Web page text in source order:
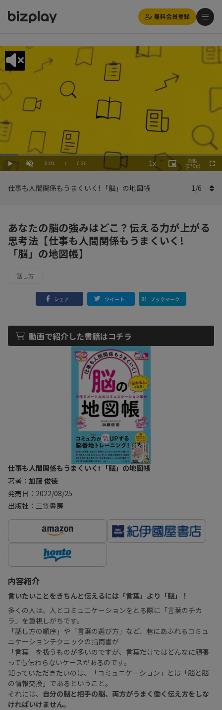
無料会員登録
Play UnmuteCurrent
0:01 / Duration
7:30
Loaded:
8.01%
1x
Rate
Picture-
in-
自動
(270p)
仕事も人間関係もうまくいく! 「脳」の地図帳 1/6
あなたの脳の強みはどこ？伝える力が上がる
思考法【仕事も人間関係もうまくいく!
「脳」の地図帳】
話し方
シェア ツイート ブックマーク
動画で紹介した書籍はコチラ
仕事も人間関係もうまくいく! 「脳」の地図帳
著者： 加藤 俊徳
発売日：2022/08/25
出版社：三笠書房
内容紹介
言いたいことをきちんと伝えるには「言葉」より「脳」！
多くの人は、人とコミュニケーションをとる際に「言葉のチカ
ラ」を重視しがちです。
「話し方の順序」や「言葉の選び方」など、巷にあふれるコミュ
ニケーションテクニックの指南書が
「言葉」を扱うものが多いのですが、言葉だけではどんなに頑張
っても伝わらないケースがあるのです。
知っていただきたいのは、「コミュニケーション」とは「脳と脳
の情報交換」であるということ。
それには、 自分の脳と相手の脳、両方がうまく働く伝え方をしな
ければいけません。